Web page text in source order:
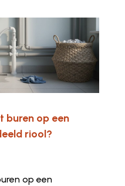
buren op een
riool?
op een